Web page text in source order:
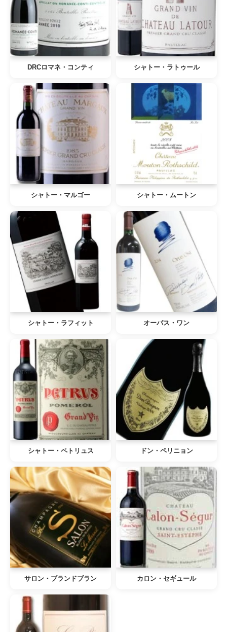
DRCロマネ・コンティ シャトー・ラトゥール
シャトー・マルゴー シャトー・ムートン
シャトー・ラフィット オーパス・ワン
シャトー・ペトリュス ドン・ペリニョン
サロン・ブランドブラン カロン・セギュール